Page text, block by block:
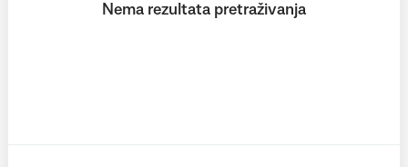
Nema rezultata pretraživanja